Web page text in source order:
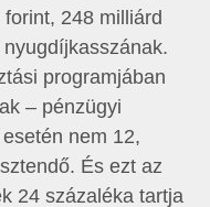
248 milliárd
programjában
– pénzügyi
nem 12,
És ezt az
24 százaléka tartja